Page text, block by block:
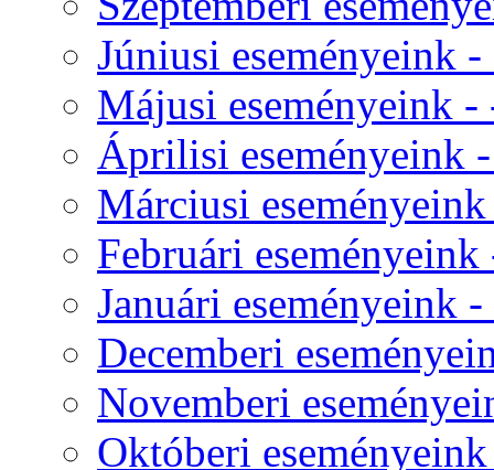
Júniusi eseményeink
Májusi eseményeink -
Áprilisi eseményeink
Márciusi
Februári
Januári eseményeink
Decemberi
Novemberi
Októberi